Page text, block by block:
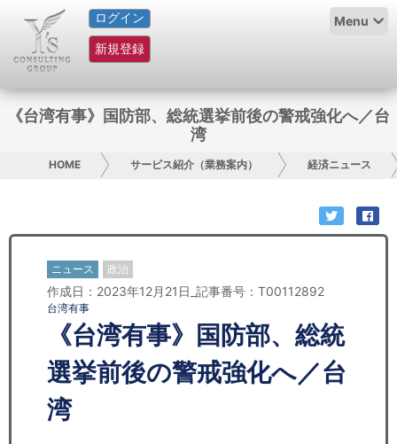
ログイン
新規登録
Menu
HOME
サービス紹介
コラム
お問い合わせ
日本人にPR
コンサルティング
リサーチ
セミナー
《台湾有事》国防部、総統選挙前後の警戒強化へ／台
湾
HOME サービス紹介（業務案内） 経済ニュース
ニュース 政治
作成日：2023年12月21日_記事番号：T00112892
台湾有事
《台湾有事》国防部、総統
選挙前後の警戒強化へ／台
湾